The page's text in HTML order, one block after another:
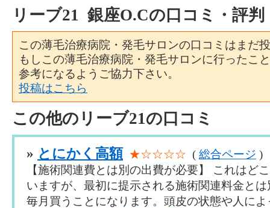
リーブ21 銀座O.Cの口コミ・評判
この薄毛治療病院・発毛サロンの口コミはまだ
もしこの薄毛治療病院・発毛サロンに行ったこ
参考になるようご協力下さい。
投稿はこちら
この他のリーブ21の口コミ
» とにかく高額 ★☆☆☆☆ ( 総合ページ )
【施術関連費とは別の出費が必要】 これはど
いますが、最初に提示される施術関連料金と
毎月買うことになります。頭皮の状態や人に